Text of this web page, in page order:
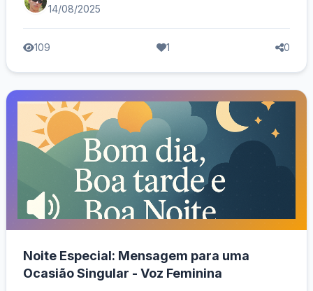
14/08/2025
109 1 0
Noite Especial: Mensagem para uma
Ocasião Singular - Voz Feminina